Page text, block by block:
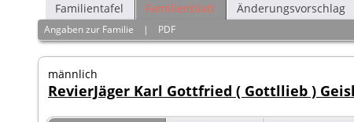
Familientafel Familienblatt Änderungsvorschlag
Angaben zur Familie | PDF
männlich
RevierJäger Karl Gottfried ( Gottllieb )